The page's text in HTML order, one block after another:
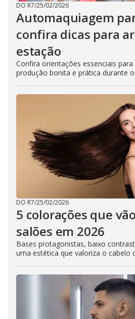
DO R7/25/02/2026
Automaquiagem
confira dicas para
estação
Confira orientações essenciais
produção bonita e prática durante
DO R7/25/02/2026
5 colorações que
salões em 2026
Bases protagonistas, baixo
uma estética que valoriza o cabelo